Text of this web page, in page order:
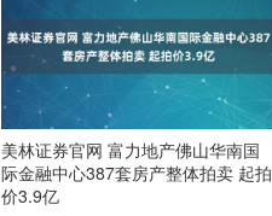
美林证券官网 富力地产佛山华南国
际金融中心387套房产整体拍卖 起拍
价3.9亿